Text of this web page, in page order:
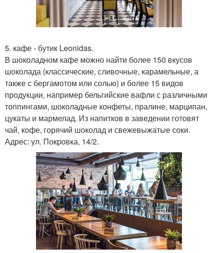
5. кафе - бутик Leonidas.
В шоколадном кафе можно найти более 150 вкусов
шоколада (классические, сливочные, карамельные, а
также с бергамотом или солью) и более 15 видов
продукции, например бельгийские вафли с различными
топпингами, шоколадные конфеты, пралине, марципан,
цукаты и мармелад. Из напитков в заведении готовят
чай, кофе, горячий шоколад и свежевыжатые соки.
Адрес: ул. Покровка, 14/2.